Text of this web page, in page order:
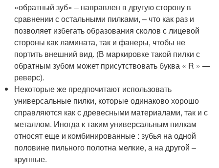
«обратный зуб» – направлен в другую сторону в
сравнении с остальными пилками, – что как раз и
позволяет избегать образования сколов с лицевой
стороны как ламината, так и фанеры, чтобы не
портить внешний вид. (В маркировке такой пилки с
обратным зубом может присутствовать буква « R » —
реверс).
Некоторые же предпочитают использовать
универсальные пилки, которые одинаково хорошо
справляются как с древесными материалами, так и с
металлом. Иногда к таким универсальным пилкам
относят еще и комбинированные : зубья на одной
половине пильного полотна мелкие, а на другой –
крупные.